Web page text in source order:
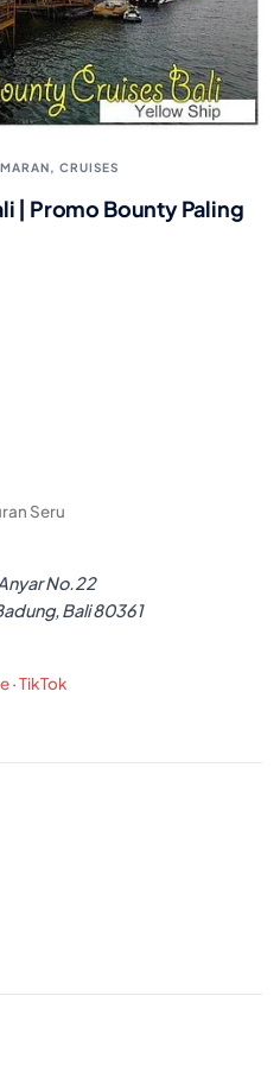
, CRUISES
| Promo Bounty Paling
Seru
No.22
Bali 80361
·TikTok